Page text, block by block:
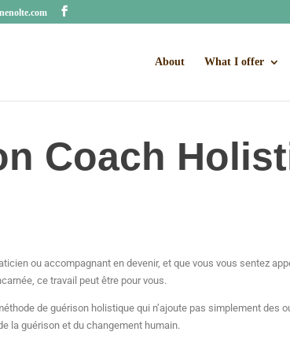
About What I offer
Coach
ou accompagnant en devenir, et que vous vous sentez
ce travail peut être pour vous.
de guérison holistique qui n’ajoute pas simplement des
la guérison et du changement humain.